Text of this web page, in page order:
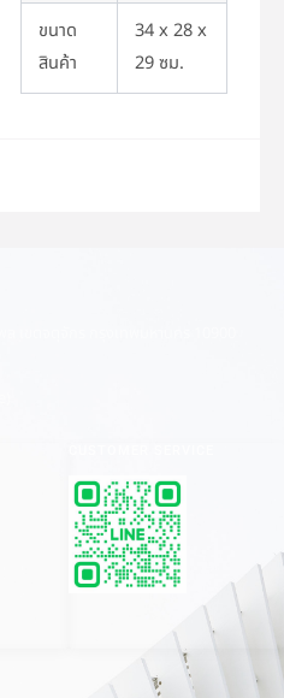
ขนาด
สินค้า
34 x 28 x
29 ซม.